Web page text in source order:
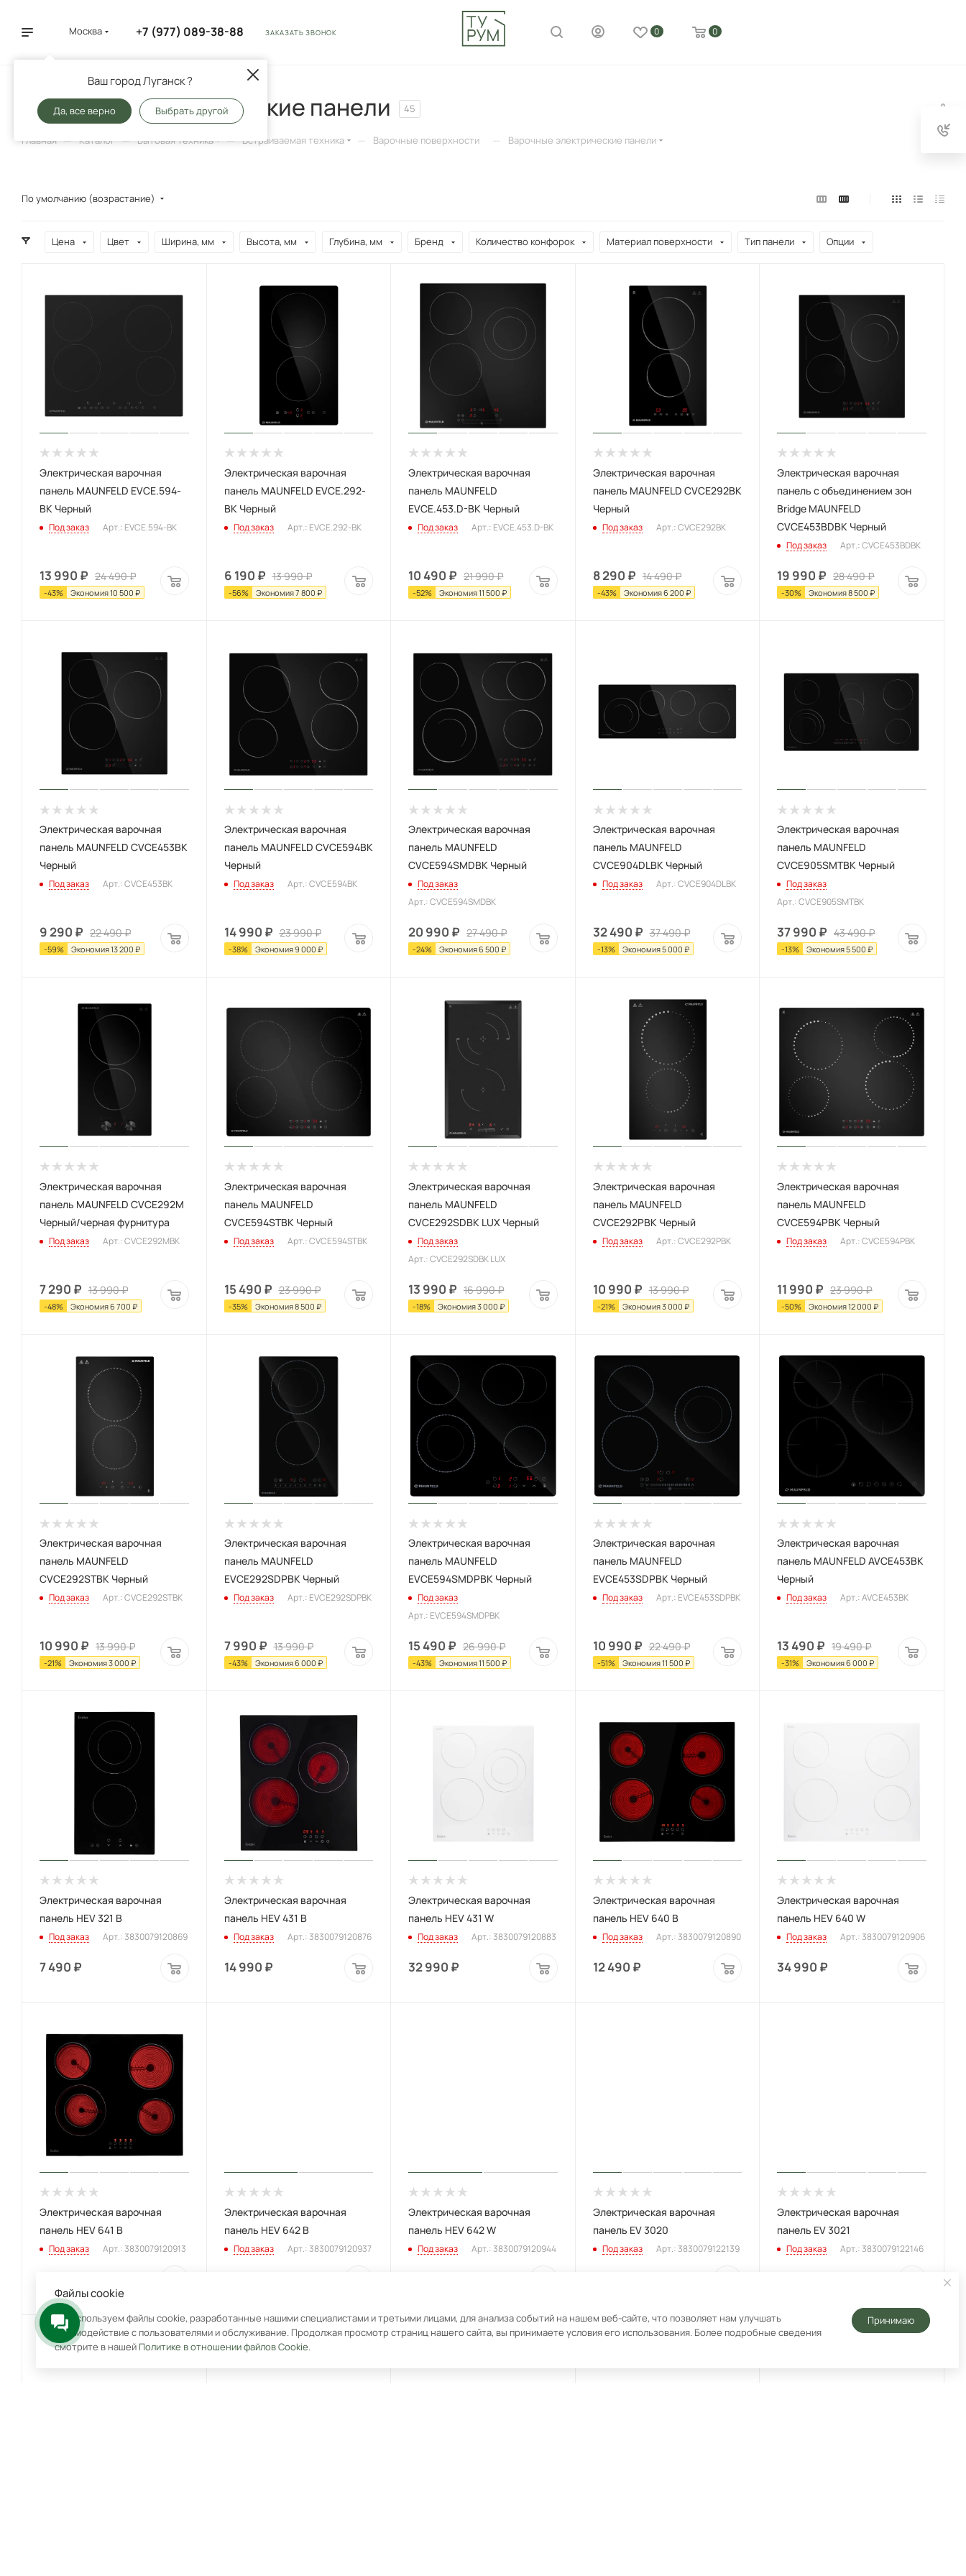
Москва
Ваш город Луганск ?
Да, все верно Выбрать другой
+7 (977) 089-38-88 ЗАКАЗАТЬ ЗВОНОК 0 0
Варочные электрические панели 45
Главная — Каталог — Бытовая техника — Встраиваемая техника — Варочные поверхности — Варочные электрические панели
По умолчанию (возрастание)
Цена Цвет Ширина, мм Высота, мм Глубина, мм Бренд Количество конфорок Материал поверхности Тип панели Опции
Электрическая варочная
панель MAUNFELD EVCE.594-
BK Черный
Под заказ Арт.: EVCE.594-BK
13 990 ₽ 24 490₽
-43% Экономия10 500 ₽
Электрическая варочная
панель MAUNFELD EVCE.292-
BK Черный
Под заказ Арт.: EVCE.292-BK
6 190 ₽ 13 990₽
-56% Экономия7 800 ₽
Электрическая варочная
панель MAUNFELD
EVCE.453.D-BK Черный
Под заказ Арт.: EVCE.453.D-BK
10 490 ₽ 21 990₽
-52% Экономия11 500 ₽
Электрическая варочная
панель MAUNFELD CVCE292BK
Черный
Под заказ Арт.: CVCE292BK
8 290 ₽ 14 490₽
-43% Экономия6 200 ₽
Электрическая варочная
панель с объединением зон
Bridge MAUNFELD
CVCE453BDBK Черный
Под заказ Арт.: CVCE453BDBK
19 990 ₽ 28 490₽
-30% Экономия8 500 ₽
Электрическая варочная
панель MAUNFELD CVCE453BK
Черный
Под заказ Арт.: CVCE453BK
9 290 ₽ 22 490₽
-59% Экономия13 200 ₽
Электрическая варочная
панель MAUNFELD CVCE594BK
Черный
Под заказ Арт.: CVCE594BK
14 990 ₽ 23 990₽
-38% Экономия9 000 ₽
Электрическая варочная
панель MAUNFELD
CVCE594SMDBK Черный
Под заказ
Арт.: CVCE594SMDBK
20 990 ₽ 27 490₽
-24% Экономия6 500 ₽
Электрическая варочная
панель MAUNFELD
CVCE904DLBK Черный
Под заказ Арт.: CVCE904DLBK
32 490 ₽ 37 490₽
-13% Экономия5 000 ₽
Электрическая варочная
панель MAUNFELD
CVCE905SMTBK Черный
Под заказ
Арт.: CVCE905SMTBK
37 990 ₽ 43 490₽
-13% Экономия5 500 ₽
Электрическая варочная
панель MAUNFELD CVCE292M
Черный/черная фурнитура
Под заказ Арт.: CVCE292MBK
7 290 ₽ 13 990₽
-48% Экономия6 700 ₽
Электрическая варочная
панель MAUNFELD
CVCE594STBK Черный
Под заказ Арт.: CVCE594STBK
15 490 ₽ 23 990₽
-35% Экономия8 500 ₽
Электрическая варочная
панель MAUNFELD
CVCE292SDBK LUX Черный
Под заказ
Арт.: CVCE292SDBK LUX
13 990 ₽ 16 990₽
-18% Экономия3 000 ₽
Электрическая варочная
панель MAUNFELD
CVCE292PBK Черный
Под заказ Арт.: CVCE292PBK
10 990 ₽ 13 990₽
-21% Экономия3 000 ₽
Электрическая варочная
панель MAUNFELD
CVCE594PBK Черный
Под заказ Арт.: CVCE594PBK
11 990 ₽ 23 990₽
-50% Экономия12 000 ₽
Электрическая варочная
панель MAUNFELD
CVCE292STBK Черный
Под заказ Арт.: CVCE292STBK
10 990 ₽ 13 990₽
-21% Экономия3 000 ₽
Электрическая варочная
панель MAUNFELD
EVCE292SDPBK Черный
Под заказ Арт.: EVCE292SDPBK
7 990 ₽ 13 990₽
-43% Экономия6 000 ₽
Электрическая варочная
панель MAUNFELD
EVCE594SMDPBK Черный
Под заказ
Арт.: EVCE594SMDPBK
15 490 ₽ 26 990₽
-43% Экономия11 500 ₽
Электрическая варочная
панель MAUNFELD
EVCE453SDPBK Черный
Под заказ Арт.: EVCE453SDPBK
10 990 ₽ 22 490₽
-51% Экономия11 500 ₽
Электрическая варочная
панель MAUNFELD AVCE453BK
Черный
Под заказ Арт.: AVCE453BK
13 490 ₽ 19 490₽
-31% Экономия6 000 ₽
Электрическая варочная
панель HEV 321 B
Под заказ Арт.: 3830079120869
7 490 ₽
Электрическая варочная
панель HEV 431 B
Под заказ Арт.: 3830079120876
14 990 ₽
Электрическая варочная
панель HEV 431 W
Под заказ Арт.: 3830079120883
32 990 ₽
Электрическая варочная
панель HEV 640 B
Под заказ Арт.: 3830079120890
12 490 ₽
Электрическая варочная
панель HEV 640 W
Под заказ Арт.: 3830079120906
34 990 ₽
Электрическая варочная
панель HEV 641 B
Под заказ Арт.: 3830079120913
Электрическая варочная
панель HEV 642 B
Под заказ Арт.: 3830079120937
Электрическая варочная
панель HEV 642 W
Под заказ Арт.: 3830079120944
Электрическая варочная
панель EV 3020
Под заказ Арт.: 3830079122139
Электрическая варочная
панель EV 3021
Под заказ Арт.: 3830079122146
Файлы cookie
Мы используем файлы cookie, разработанные нашими специалистами и третьими лицами, для анализа событий на нашем веб-сайте, что позволяет нам улучшать
взаимодействие с пользователями и обслуживание. Продолжая просмотр страниц нашего сайта, вы принимаете условия его использования. Более подробные сведения
смотрите в нашей Политике в отношении файлов Cookie.
Принимаю